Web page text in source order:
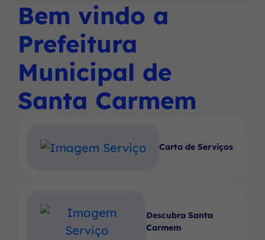
Ir
para
o
rodapé
[alt+4]
Instagram
Facebook
Youtube
menu
principal
Bem vindo a
Prefeitura
Municipal de
Santa Carmem
Carta de Serviços
Descubra Santa
Carmem